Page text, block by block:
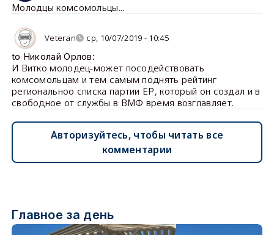
Молодцы комсомольцы...
Veteran ср, 10/07/2019 - 10:45
to Николай Орлов:
И Витко молодец-может посодействовать
комсомольцам и тем самым поднять рейтинг
региональноо списка партии ЕР, который он создал и в
свободное от службы в ВМФ время возглавляет.
Авторизуйтесь, чтобы читать все
комментарии
Главное за день